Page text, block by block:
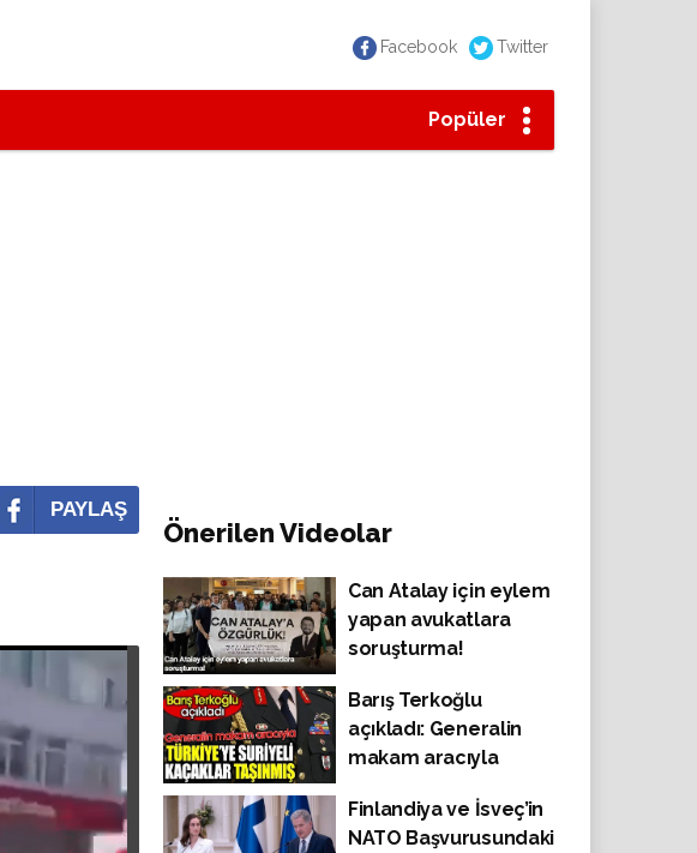
Facebook Twitter
Popüler
PAYLAŞ
Önerilen Videolar
Can Atalay için eylem
yapan avukatlara
soruşturma!
Barış Terkoğlu
açıkladı: Generalin
makam aracıyla
kaçaklar taşınmış
Finlandiya ve İsveç’in
NATO Başvurusundaki